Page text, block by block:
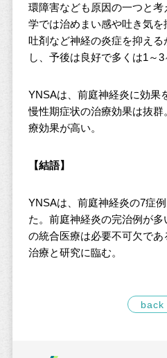
環障害なども原因の一つと
学では治めまい感や吐き気を
吐剤など神経の炎症を抑え
し、予後は良好で多くは1～3
YNSAは、前庭神経炎に効果
慢性期症状の治療効果は抜
療効果が高い。
【結語】
YNSAは、前庭神経炎の7症
た。前庭神経炎の完治例が
の統合医療は必要不可欠で
治療と研究に臨む。
back